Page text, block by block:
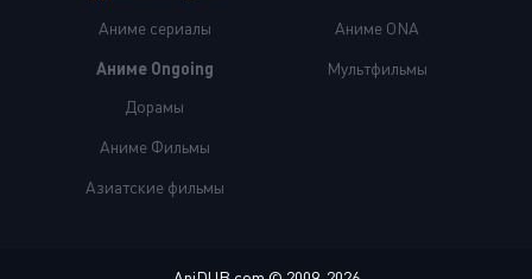
Аниме сериалы
Аниме Ongoing
Аниме ONA
Мультфильмы
Дорамы
Аниме Фильмы
Азиатские фильмы